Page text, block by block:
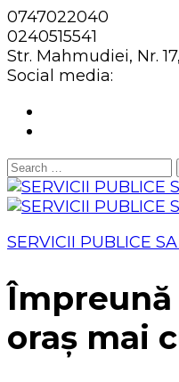
0747022040
0240515541
Str. Mahmudiei, Nr.
Social media:
Search
for:
SERVICII PUBLICE
oraș mai